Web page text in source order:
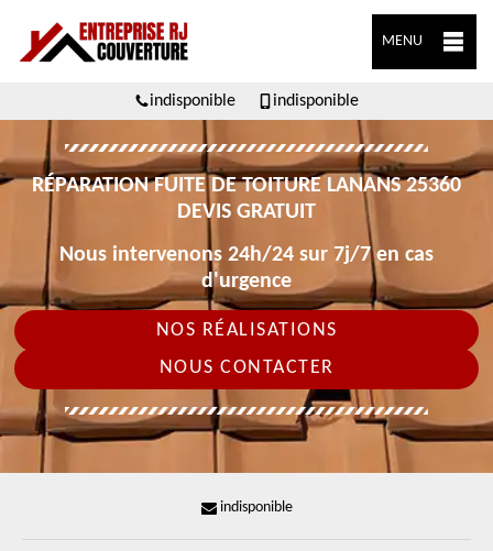
MENU
indisponible indisponible
RÉPARATION FUITE DE TOITURE LANANS 25360
DEVIS GRATUIT
Nous intervenons 24h/24 sur 7j/7 en cas
d'urgence
NOS RÉALISATIONS
NOUS CONTACTER
indisponible